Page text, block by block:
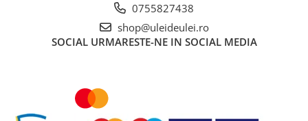
■ Bancuri de scule
0755827438
shop@uleideulei.ro
SOCIAL URMARESTE-NE IN SOCIAL MEDIA